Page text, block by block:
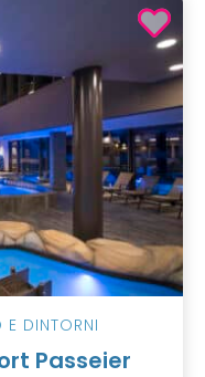
E DINTORNI
Passeier